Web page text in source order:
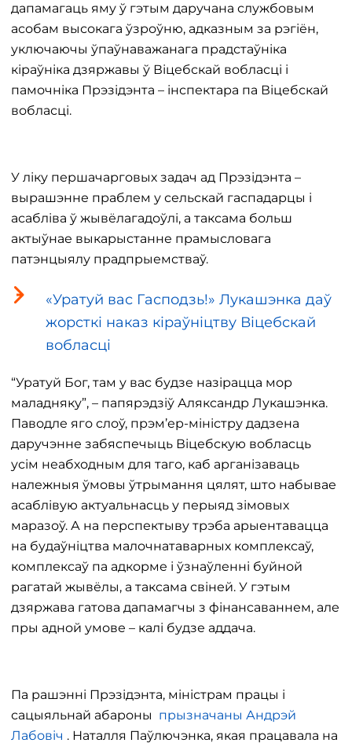
дапамагаць яму ў гэтым даручана службовым
асобам высокага ўзроўню, адказным за рэгіён,
уключаючы ўпаўнаважанага прадстаўніка
кіраўніка дзяржавы ў Віцебскай вобласці і
памочніка Прэзідэнта – інспектара па Віцебскай
вобласці.
У ліку першачарговых задач ад Прэзідэнта –
вырашэнне праблем у сельскай гаспадарцы і
асабліва ў жывёлагадоўлі, а таксама больш
актыўнае выкарыстанне прамысловага
патэнцыялу прадпрыемстваў.
«Уратуй вас Гасподзь!» Лукашэнка даў
жорсткі наказ кіраўніцтву Віцебскай
вобласці
“Уратуй Бог, там у вас будзе назірацца мор
маладняку”, – папярэдзіў Аляксандр Лукашэнка.
Паводле яго слоў, прэм’ер-міністру дадзена
даручэнне забяспечыць Віцебскую вобласць
усім неабходным для таго, каб арганізаваць
належныя ўмовы ўтрымання цялят, што набывае
асаблівую актуальнасць у перыяд зімовых
маразоў. А на перспектыву трэба арыентавацца
на будаўніцтва малочнатаварных комплексаў,
комплексаў па адкорме і ўзнаўленні буйной
рагатай жывёлы, а таксама свіней. У гэтым
дзяржава гатова дапамагчы з фінансаваннем, але
пры адной умове – калі будзе аддача.
Па рашэнні Прэзідэнта, міністрам працы і
сацыяльнай абароны прызначаны Андрэй
Лабовіч . Наталля Паўлючэнка, якая працавала на